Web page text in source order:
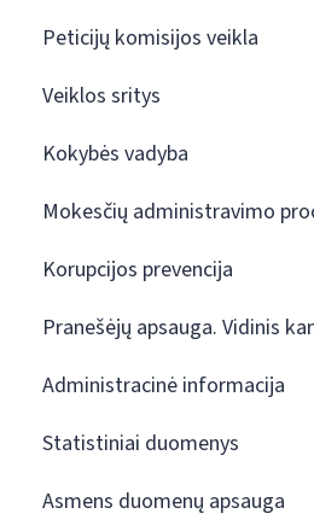
Peticijų komisijos veikla
Veiklos sritys
Kokybės vadyba
Mokesčių administravimo
Korupcijos prevencija
Pranešėjų apsauga. Vidinis
Administracinė informacija
Statistiniai duomenys
Asmens duomenų apsauga